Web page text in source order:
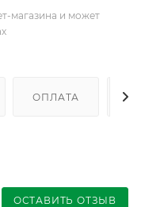
магазина и может
ОПЛАТА
ОСТАВИТЬ ОТЗЫВ